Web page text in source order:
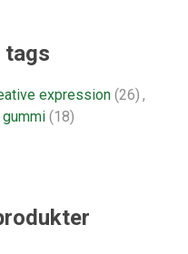
tags
expression (26) ,
gummi (18)